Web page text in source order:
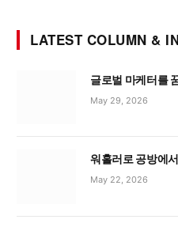
LATEST COLUMN &
글로벌 마케터를
May 29, 2026
워홀러로 공방에
May 22, 2026